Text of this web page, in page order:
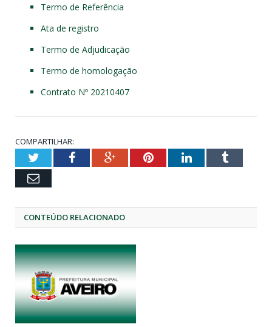
Termo de Referência
Ata de registro
Termo de Adjudicação
Termo de homologação
Contrato Nº 20210407
COMPARTILHAR:
TwitterFacebookGoogle+PinterestLinkedInTumblr
Email
CONTEÚDO RELACIONADO